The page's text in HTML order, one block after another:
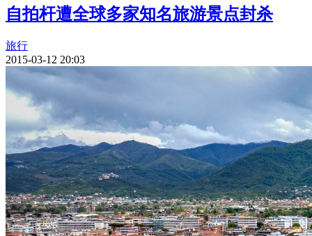
自拍杆遭全球多家知名旅游景点封杀
旅行
2015-03-12 20:03